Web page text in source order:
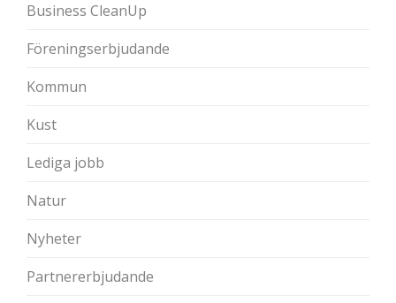
Business CleanUp
Föreningserbjudande
Kommun
Kust
Lediga jobb
Natur
Nyheter
Partnererbjudande